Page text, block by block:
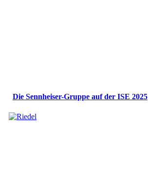
Die Sennheiser-Gruppe auf der ISE 2025